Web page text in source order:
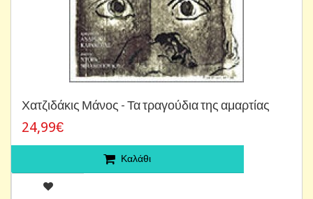
Χατζιδάκις Μάνος - Τα τραγούδια της αμαρτίας
24,99€
Καλάθι